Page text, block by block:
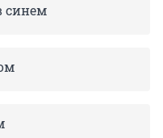
синем